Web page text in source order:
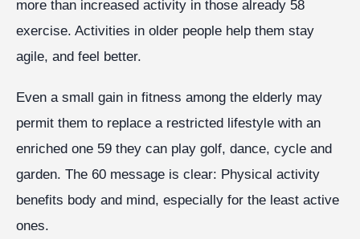
more than increased activity in those already 58
exercise. Activities in older people help them stay
agile, and feel better.
Even a small gain in fitness among the elderly may
permit them to replace a restricted lifestyle with an
enriched one 59 they can play golf, dance, cycle and
garden. The 60 message is clear: Physical activity
benefits body and mind, especially for the least active
ones.